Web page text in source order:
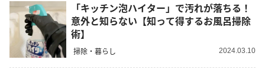
「キッチン泡ハイター」で汚れが落ちる！
意外と知らない【知って得するお風呂掃除
術】
掃除・暮らし 2024.03.10